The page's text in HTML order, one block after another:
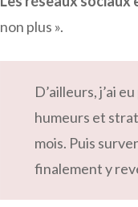
non plus ».
D’ailleurs, j’ai
humeurs et
mois. Puis
finalement y